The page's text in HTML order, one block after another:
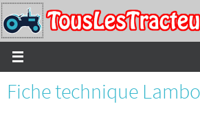
Passer
vers
le
contenu
Fiche technique